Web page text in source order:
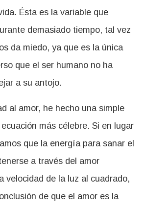
Ésta es la variable que
demasiado tiempo, tal vez
da miedo, ya que es la única
que el ser humano no ha
a su antojo.
al amor, he hecho una simple
más célebre. Si en lugar
que la energía para sanar el
a través del amor
velocidad de la luz al cuadrado,
de que el amor es la